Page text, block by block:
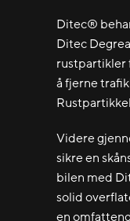
Ditec®
Ditec
rustpartikler
å fjerne
Videre
sikre en
bilen med
solid
en